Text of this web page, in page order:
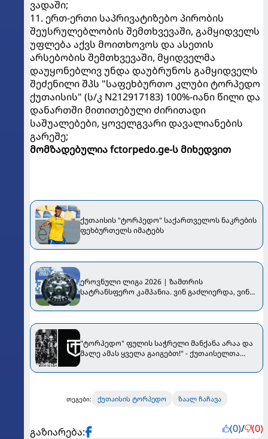
ვადაში;
11. ერთ-ერთი საპრივატიზებო პირობის
შეუსრულებლობის შემთხვევაში, გამყიდველს
უფლება აქვს მოითხოვოს და ასეთის
არსებობის შემთხვევაში, მყიდველმა
დაუყონებლივ უნდა დაუბრუნოს გამყიდველს
შეძენილი შპს "საფეხბურთო კლუბი ტორპედო
ქუთაისის" (ს/კ N212917183) 100%-იანი წილი და
დანართში მითითებული ძირითადი
საშუალებები, ყოველგვარი დავალიანების
გარეშე;
მომზადებულია fctorpedo.ge-ს მიხედვით
ქუთაისის "ტორპედო" საქართველოს ნაკრების
ფეხბურთელს იმატებს
ეროვნული ლიგა 2026 | ზამთრის
სატრანსფერო კამპანია. ვინ გაძლიერდა, ვინ
"ტორპედო" ფულის საჭრელი მანქანა არაა და
მალე ამას ყველა გაიგებთ!" - ქუთაისელთა
თეგები: ქუთაისის ტორპედო ზაალ ჩაჩავა
გაზიარება: (0)/ (0)